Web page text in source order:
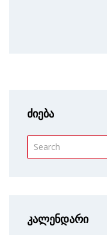
ძიება
კალენდარი